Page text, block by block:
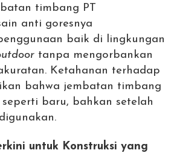
timbang PT
anti goresnya
baik di lingkungan
tanpa mengorbankan
Ketahanan terhadap
bahwa jembatan timbang
baru, bahkan setelah
untuk Konstruksi yang